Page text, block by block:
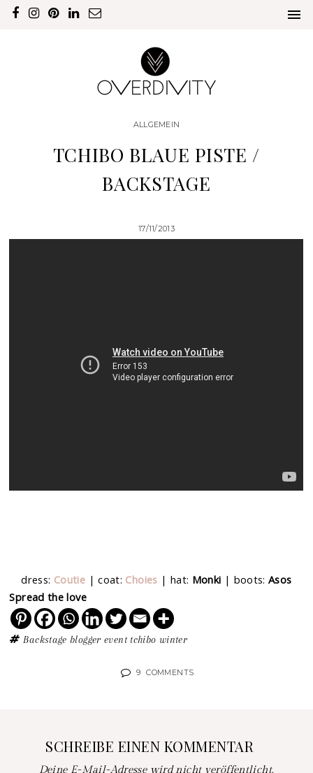
ALLGEMEIN
TCHIBO BLAUE PISTE /
BACKSTAGE
17/11/2013
dress: Coutie | coat: Choies | hat: Monki | boots:Asos
Spread the love
Backstage blogger event tchibo winter
9 COMMENTS
SCHREIBE EINEN KOMMENTAR
Deine E-Mail-Adresse wird nicht veröffentlicht.